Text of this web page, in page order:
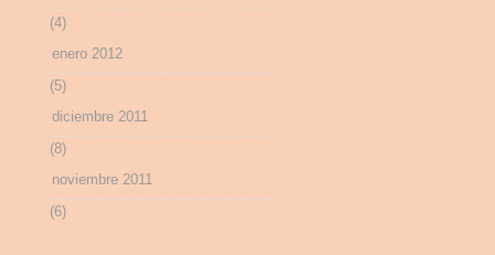
(4)
enero 2012
(5)
diciembre 2011
(8)
noviembre 2011
(6)